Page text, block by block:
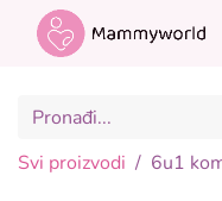
Svi proizvodi 6u1